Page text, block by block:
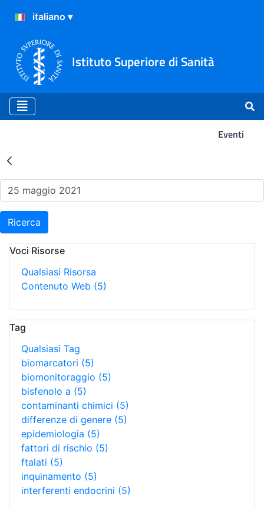
Istituto Superiore di Sanità
Eventi
Risultati della Ricerca -
Ricerca
Voci Risorse
Qualsiasi Risorsa
Contenuto Web (5)
Tag
Qualsiasi Tag
biomarcatori (5)
biomonitoraggio (5)
bisfenolo a (5)
contaminanti chimici (5)
differenze di genere (5)
epidemiologia (5)
fattori di rischio (5)
ftalati (5)
inquinamento (5)
interferenti endocrini (5)